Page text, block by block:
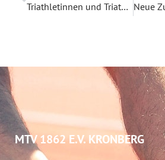
Triathletinnen und Triathleten des MTV Kronberg starten erfolgreich
MTV 1862 E.V. KRONBERG